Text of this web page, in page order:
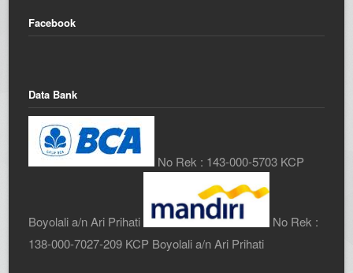
Facebook
Data Bank
No Rek : 143-000-5703 KCP
Boyolali a/n Ari Prihati
No Rek :
138-000-7027-209 KCP Boyolali a/n Ari Prihati